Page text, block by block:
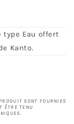
type Eau offert
Kanto.
SONT FOURNIES
ÊTRE TENU